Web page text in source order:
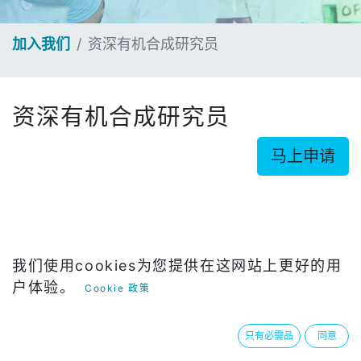
加入我们 资深有机合成研究员
资深有机合成研究员
马上申请
部门
研发总监
我们使用cookies为您提供在这网站上更好的用
户体验。
Cookie 政策
只有必需品 同意